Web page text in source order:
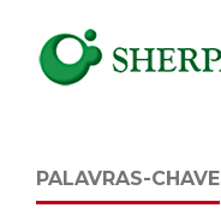
PALAVRAS-CHAVE